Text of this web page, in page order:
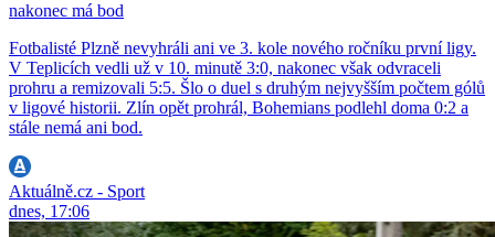
nakonec má bod
Fotbalisté Plzně nevyhráli ani ve 3. kole nového ročníku první ligy.
V Teplicích vedli už v 10. minutě 3:0, nakonec však odvraceli
prohru a remizovali 5:5. Šlo o duel s druhým nejvyšším počtem gólů
v ligové historii. Zlín opět prohrál, Bohemians podlehl doma 0:2 a
stále nemá ani bod.
Aktuálně.cz - Sport
dnes, 17:06